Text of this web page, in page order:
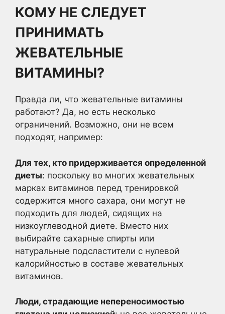
КОМУ НЕ СЛЕДУЕТ
ПРИНИМАТЬ
ЖЕВАТЕЛЬНЫЕ
ВИТАМИНЫ?
Правда ли, что жевательные витамины
работают? Да, но есть несколько
ограничений. Возможно, они не всем
подходят, например:
Для тех, кто придерживается определенной
диеты: поскольку во многих жевательных
марках витаминов перед тренировкой
содержится много сахара, они могут не
подходить для людей, сидящих на
низкоуглеводной диете. Вместо них
выбирайте сахарные спирты или
натуральные подсластители с нулевой
калорийностью в составе жевательных
витаминов.
Люди, страдающие непереносимостью